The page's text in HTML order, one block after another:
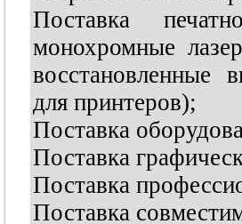
Поставка
монохромные
восстановленные
для принтеров);
Поставка
Поставка
Поставка
Поставка